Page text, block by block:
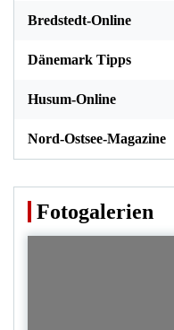
Bredstedt-Online
Dänemark Tipps
Husum-Online
Nord-Ostsee-Magazine
Fotogalerien